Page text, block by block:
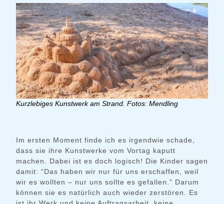
Kurzlebiges Kunstwerk am Strand. Fotos: Mendling
Im ersten Moment finde ich es irgendwie schade,
dass sie ihre Kunstwerke vom Vortag kaputt
machen. Dabei ist es doch logisch! Die Kinder sagen
damit: “Das haben wir nur für uns erschaffen, weil
wir es wollten – nur uns sollte es gefallen.” Darum
können sie es natürlich auch wieder zerstören. Es